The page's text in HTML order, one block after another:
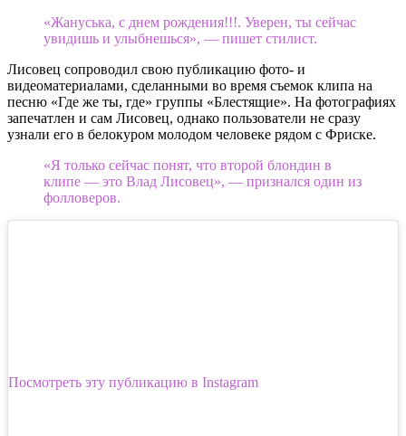
«Жануська, с днем рождения!!!. Уверен, ты сейчас
увидишь и улыбнешься», — пишет стилист.
Лисовец сопроводил свою публикацию фото- и
видеоматериалами, сделанными во время съемок клипа на
песню «Где же ты, где» группы «Блестящие». На фотографиях
запечатлен и сам Лисовец, однако пользователи не сразу
узнали его в белокуром молодом человеке рядом с Фриске.
«Я только сейчас понят, что второй блондин в
клипе — это Влад Лисовец», — признался один из
фолловеров.
Посмотреть эту публикацию в Instagram